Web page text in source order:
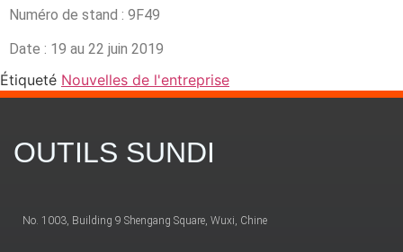
Numéro de stand : 9F49
Date : 19 au 22 juin 2019
Étiqueté Nouvelles de l'entreprise
OUTILS SUNDI
No. 1003, Building 9 Shengang Square, Wuxi, Chine